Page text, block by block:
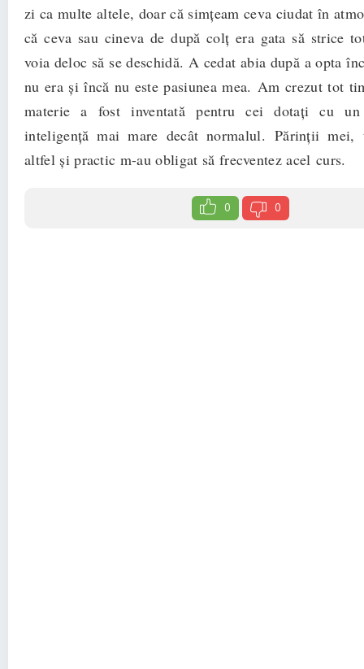
zi ca multe altele, doar că simțeam ceva ciudat în
că ceva sau cineva de după colț era gata să strice
voia deloc să se deschidă. A cedat abia după a opta
nu era și încă nu este pasiunea mea. Am crezut tot
materie a fost inventată pentru cei dotați cu
inteligență mai mare decât normalul. Părinții mei,
altfel și practic m-au obligat să frecventez acel curs.
0 0